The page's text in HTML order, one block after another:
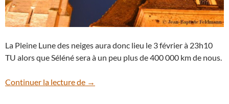
La Pleine Lune des neiges aura donc lieu le 3 février à 23h10
TU alors que Séléné sera à un peu plus de 400 000 km de nous.
Continuer la lecture de Observez la Pleine Lune des neiges
→